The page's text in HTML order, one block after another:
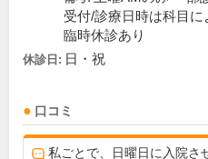
受付/診療日時は科目に
臨時休診あり
休診日: 日・祝
口コミ
私ごとで、日曜日に入院さ